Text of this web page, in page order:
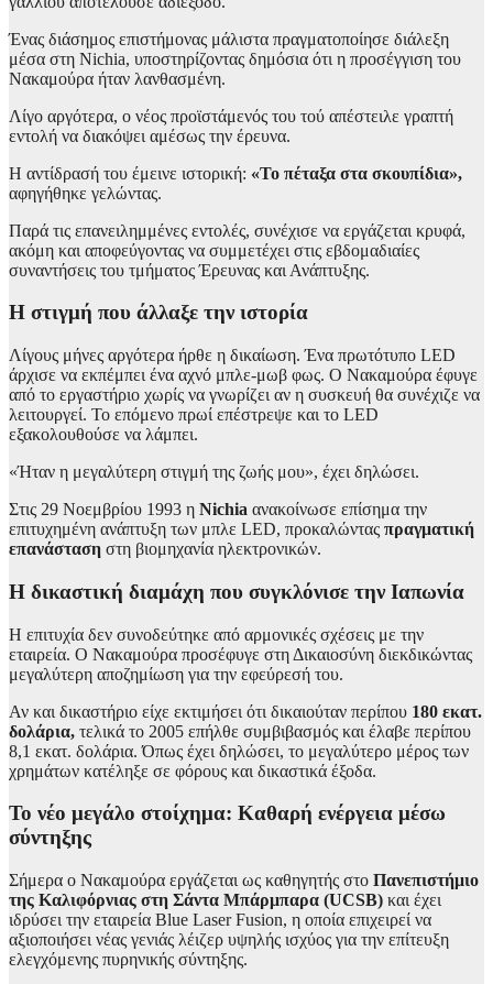
Ένας διάσημος επιστήμονας μάλιστα πραγματοποίησε διάλεξη
μέσα στη Nichia, υποστηρίζοντας δημόσια ότι η προσέγγιση του
Νακαμούρα ήταν λανθασμένη.
Λίγο αργότερα, ο νέος προϊστάμενός του τού απέστειλε γραπτή
εντολή να διακόψει αμέσως την έρευνα.
Η αντίδρασή του έμεινε ιστορική: «Το πέταξα στα σκουπίδια»,
αφηγήθηκε γελώντας.
Παρά τις επανειλημμένες εντολές, συνέχισε να εργάζεται κρυφά,
ακόμη και αποφεύγοντας να συμμετέχει στις εβδομαδιαίες
συναντήσεις του τμήματος Έρευνας και Ανάπτυξης.
Η στιγμή που άλλαξε την ιστορία
Λίγους μήνες αργότερα ήρθε η δικαίωση. Ένα πρωτότυπο LED
άρχισε να εκπέμπει ένα αχνό μπλε-μωβ φως. Ο Νακαμούρα έφυγε
από το εργαστήριο χωρίς να γνωρίζει αν η συσκευή θα συνέχιζε να
λειτουργεί. Το επόμενο πρωί επέστρεψε και το LED
εξακολουθούσε να λάμπει.
«Ήταν η μεγαλύτερη στιγμή της ζωής μου», έχει δηλώσει.
Στις 29 Νοεμβρίου 1993 η Nichia ανακοίνωσε επίσημα την
επιτυχημένη ανάπτυξη των μπλε LED, προκαλώντας πραγματική
επανάσταση στη βιομηχανία ηλεκτρονικών.
Η δικαστική διαμάχη που συγκλόνισε την Ιαπωνία
Η επιτυχία δεν συνοδεύτηκε από αρμονικές σχέσεις με την
εταιρεία. Ο Νακαμούρα προσέφυγε στη Δικαιοσύνη διεκδικώντας
μεγαλύτερη αποζημίωση για την εφεύρεσή του.
Αν και δικαστήριο είχε εκτιμήσει ότι δικαιούταν περίπου 180 εκατ.
δολάρια, τελικά το 2005 επήλθε συμβιβασμός και έλαβε περίπου
8,1 εκατ. δολάρια. Όπως έχει δηλώσει, το μεγαλύτερο μέρος των
χρημάτων κατέληξε σε φόρους και δικαστικά έξοδα.
Το νέο μεγάλο στοίχημα: Καθαρή ενέργεια μέσω
σύντηξης
Σήμερα ο Νακαμούρα εργάζεται ως καθηγητής στο Πανεπιστήμιο
της Καλιφόρνιας στη Σάντα Μπάρμπαρα (UCSB) και έχει
ιδρύσει την εταιρεία Blue Laser Fusion, η οποία επιχειρεί να
αξιοποιήσει νέας γενιάς λέιζερ υψηλής ισχύος για την επίτευξη
ελεγχόμενης πυρηνικής σύντηξης.